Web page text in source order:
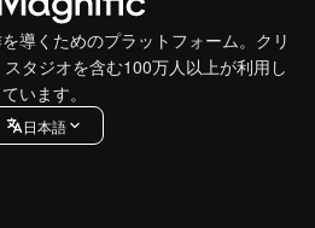
導くためのプラットフォーム。クリ
タジオを含む100万人以上が利用し
ています。
日本語